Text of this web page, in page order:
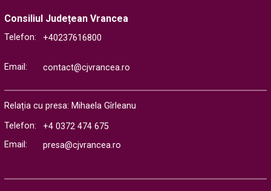
Consiliul Județean Vrancea
Telefon: +40237616800
Email: contact@cjvrancea.ro
Relația cu presa: Mihaela Gîrleanu
Telefon:
+4 0372 474 675
Email:
presa@cjvrancea.ro